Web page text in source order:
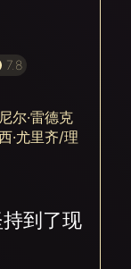
7.8
尔·雷德克
·尤里齐/理
到了现